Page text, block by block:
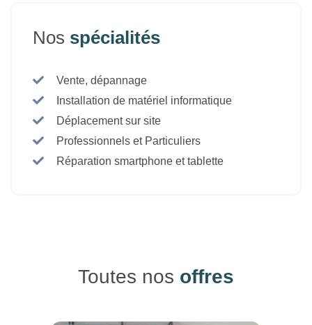
Nos spécialités
Vente, dépannage
Installation de matériel informatique
Déplacement sur site
Professionnels et Particuliers
Réparation smartphone et tablette
Toutes nos offres